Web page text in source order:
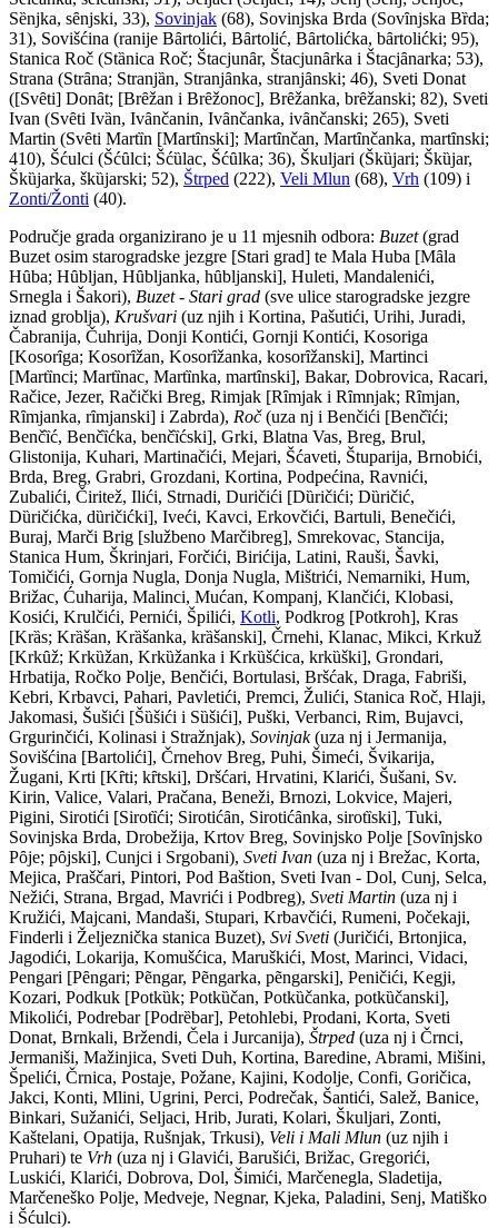
Sȅnjka, sȇnjski, 33), Sovinjak (68), Sovinjska Brda (Sovȋnjska Bȑda;
31), Sovišćina (ranije Bȃrtolići, Bȃrtolić, Bȃrtolićka, bȃrtolićki; 95),
Stanica Roč (Stȁnica Roč; Štacjunȃr, Štacjunȃrka i Štacjȃnarka; 53),
Strana (Strȃna; Stranjȁn, Stranjȃnka, stranjȃnski; 46), Sveti Donat
([Svȇti] Donȃt; [Brȇžan i Brȇžonoc], Brȇžanka, brȇžanski; 82), Sveti
Ivan (Svȇti Ivȁn, Ivȃnčanin, Ivȃnčanka, ivȃnčanski; 265), Sveti
Martin (Svȇti Martȉn [Martȋnski]; Martȋnčan, Martȋnčanka, martȋnski;
410), Šćulci (Šćȗlci; Šćȕlac, Šćȗlka; 36), Škuljari (Škȕjari; Škȕjar,
Škȕjarka, škȕjarski; 52), Štrped (222), Veli Mlun (68), Vrh (109) i
Zonti/Žonti (40).
Područje grada organizirano je u 11 mjesnih odbora: Buzet(grad
Buzet osim starogradske jezgre [Stari grad] te Mala Huba [Mȃla
Hȗba; Hȗbljan, Hȗbljanka, hȗbljanski], Huleti, Mandalenići,
Srnegla i Šakori), Buzet - Stari grad (sve ulice starogradske jezgre
iznad groblja), Krušvari (uz njih i Kortina, Pašutići, Urihi, Juradi,
Čabranija, Čuhrija, Donji Kontići, Gornji Kontići, Kosoriga
[Kosorȋga; Kosorȋžan, Kosorȋžanka, kosorȋžanski], Martinci
[Martȉnci; Martȉnac, Martȉnka, martȋnski], Bakar, Dobrovica, Racari,
Račice, Jezer, Račički Breg, Rimjak [Rȋmjak i Rȋmnjak; Rȋmjan,
Rȋmjanka, rȋmjanski] i Zabrda), Roč(uza nj i Benčići [Benčȉći;
Benčȉć, Benčȉćka, benčȉćski], Grki, Blatna Vas, Breg, Brul,
Glistonija, Kuhari, Martinačići, Mejari, Šćaveti, Štuparija, Brnobići,
Brda, Breg, Grabri, Grozdani, Kortina, Podpećina, Ravnići,
Zubalići, Čiritež, Ilići, Strnadi, Duričići [Dȕričići; Dȕričić,
Dȕričićka, dȕričićki], Iveći, Kavci, Erkovčići, Bartuli, Benečići,
Buraj, Marči Brig [službeno Marčibreg], Smrekovac, Stancija,
Stanica Hum, Škrinjari, Forčići, Birićija, Latini, Rauši, Šavki,
Tomičići, Gornja Nugla, Donja Nugla, Mištrići, Nemarniki, Hum,
Brižac, Ćuharija, Malinci, Mućan, Kompanj, Klančići, Klobasi,
Kosići, Krulčići, Pernići, Špilići, Kotli, Podkrog [Potkroh], Kras
[Krȁs; Krȁšan, Krȁšanka, krȁšanski], Črnehi, Klanac, Mikci, Krkuž
[Krkȗž; Krkȕžan, Krkȕžanka i Krkȕšćica, krkȕški], Grondari,
Hrbatija, Ročko Polje, Benčići, Bortulasi, Bršćak, Draga, Fabriši,
Kebri, Krbavci, Pahari, Pavletići, Premci, Žulići, Stanica Roč, Hlaji,
Jakomasi, Šušići [Šȕšići i Sȕšići], Puški, Verbanci, Rim, Bujavci,
Grgurinčići, Kolinasi i Stražnjak), Sovinjak(uza nj i Jermanija,
Sovišćina [Bartolići], Črnehov Breg, Puhi, Šimeći, Švikarija,
Žugani, Krti [Kȓti; kȓtski], Dršćari, Hrvatini, Klarići, Šušani, Sv.
Kirin, Valice, Valari, Pračana, Beneži, Brnozi, Lokvice, Majeri,
Pigini, Sirotići [Sirotȉći; Sirotićȃn, Sirotićȃnka, sirotȉski], Tuki,
Sovinjska Brda, Drobežija, Krtov Breg, Sovinjsko Polje [Sovȋnjsko
Pȏje; pȏjski], Cunjci i Srgobani), Sveti Ivan (uza nj i Brežac, Korta,
Mejica, Praščari, Pintori, Pod Baštion, Sveti Ivan - Dol, Cunj, Selca,
Nežići, Strana, Brgad, Mavrići i Podbreg), Sveti Martin (uza nj i
Kružići, Majcani, Mandaši, Stupari, Krbavčići, Rumeni, Počekaji,
Finderli i Željeznička stanica Buzet), Svi Sveti (Juričići, Brtonjica,
Jagodići, Lokarija, Komušćica, Maruškići, Most, Marinci, Vidaci,
Pengari [Pȇngari; Pẽngar, Pẽngarka, pẽngarski], Peničići, Kegji,
Kozari, Podkuk [Potkȕk; Potkȕčan, Potkȕčanka, potkȕčanski],
Mikolići, Podrebar [Podrȅbar], Petohlebi, Prodani, Korta, Sveti
Donat, Brnkali, Bržendi, Čela i Jurcanija), Štrped (uza nj i Črnci,
Jermaniši, Mažinjica, Sveti Duh, Kortina, Baredine, Abrami, Mišini,
Špelići, Črnica, Postaje, Požane, Kajini, Kodolje, Confi, Goričica,
Jakci, Konti, Mlini, Ugrini, Perci, Podrečak, Šantići, Salež, Banice,
Binkari, Sužanići, Seljaci, Hrib, Jurati, Kolari, Škuljari, Zonti,
Kaštelani, Opatija, Rušnjak, Trkusi), Veli i Mali Mlun (uz njih i
Pruhari) te Vrh (uza nj i Glavići, Barušići, Brižac, Gregorići,
Luskići, Klarići, Dobrova, Dol, Šimići, Marčenegla, Sladetija,
Marčeneško Polje, Medveje, Negnar, Kjeka, Paladini, Senj, Matiško
i Šćulci).